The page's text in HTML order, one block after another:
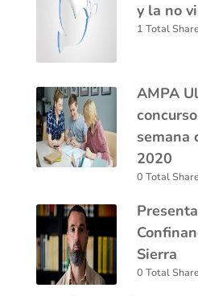
y la no
1 Total
AMPA
semana
2020
0 Total
Sierra
0 Total